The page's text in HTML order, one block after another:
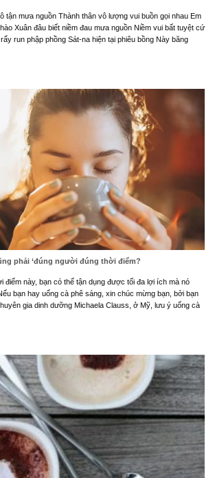
tận mưa nguồn Thành thân vô lượng vui buồn gọi nhau Em
Xuân đâu biết niềm đau mưa nguồn Niềm vui bất tuyệt cứ
run phập phồng Sát-na hiện tại phiêu bồng Này băng
phải ‘đúng người đúng thời điểm?
điểm này, bạn có thể tận dụng được tối đa lợi ích mà nó
bạn hay uống cà phê sáng, xin chúc mừng bạn, bởi bạn
gia dinh dưỡng Michaela Clauss, ở Mỹ, lưu ý uống cà